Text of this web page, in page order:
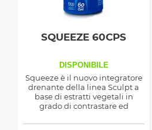
SQUEEZE 60CPS
DISPONIBILE
Squeeze è il nuovo integratore
drenante della linea Sculpt a
base di estratti vegetali in
grado di contrastare ed